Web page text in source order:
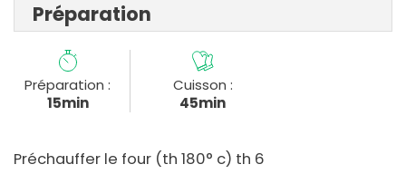
Préparation
Préparation :
15min
Cuisson :
45min
Préchauffer le four (th 180° c) th 6